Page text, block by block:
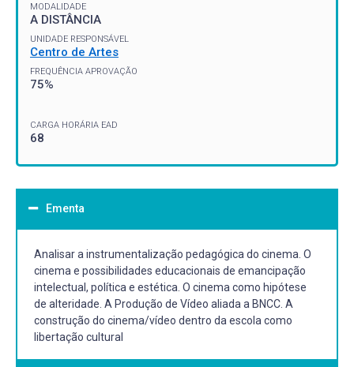
MODALIDADE
A DISTÂNCIA
UNIDADE RESPONSÁVEL
Centro de Artes
FREQUÊNCIA APROVAÇÃO
75%
CARGA HORÁRIA EAD
68
Ementa
Analisar a instrumentalização pedagógica do cinema. O
cinema e possibilidades educacionais de emancipação
intelectual, política e estética. O cinema como hipótese
de alteridade. A Produção de Vídeo aliada a BNCC. A
construção do cinema/vídeo dentro da escola como
libertação cultural